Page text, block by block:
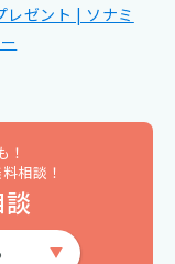
レゼント | ソナミ
！
相談！